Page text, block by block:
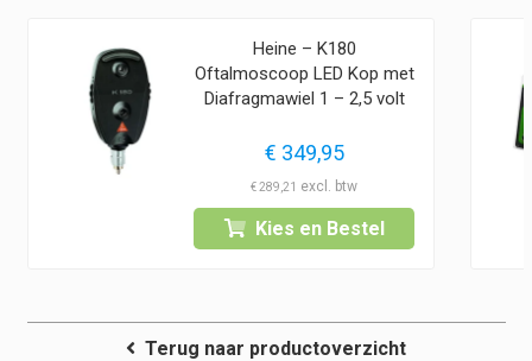
Heine – K180
Oftalmoscoop LED Kop met
Diafragmawiel 1 – 2,5 volt
€ 349,95
€289,21
Kies en Bestel
Terug naar productoverzicht